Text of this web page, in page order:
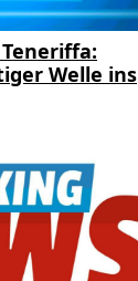
Welle ins